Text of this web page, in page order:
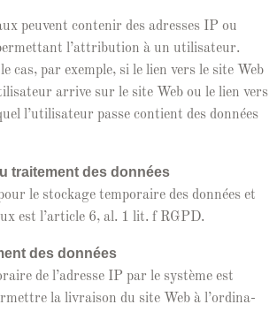
peu­vent con­tenir des adress­es IP ou
l’at­tri­bu­tion à un util­isa­teur.
cas, par exem­ple, si le lien vers le site Web
arrive sur le site Web ou le lien vers
l’u­til­isa­teur passe con­tient des don­nées
traite­ment des don­nées
le stock­age tem­po­raire des don­nées et
est l’ar­ti­cle 6, al. 1 lit. f RGPD.
des don­nées
de l’adresse IP par le sys­tème est
la livrai­son du site Web à l’or­di­na­